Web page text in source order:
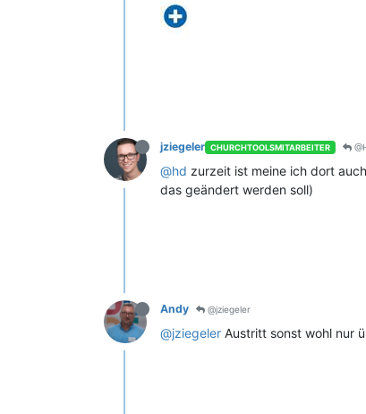
jziegeler CHURCHTOOLSMITARBEITER
@hd zurzeit ist meine ich dort
das geändert werden soll)
Andy @jziegeler
@jziegeler Austritt sonst wohl nur